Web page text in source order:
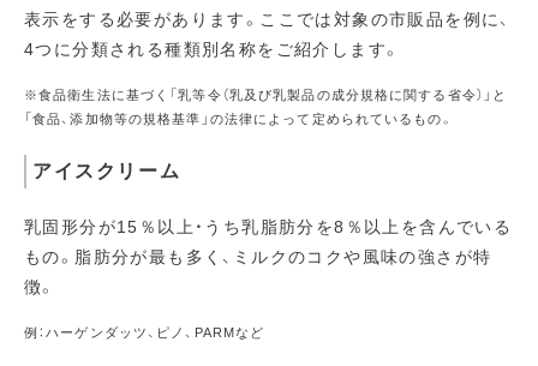
表示をする必要があります。ここでは対象の市販品を例に、
4つに分類される種類別名称をご紹介します。
※食品衛生法に基づく「乳等令（乳及び乳製品の成分規格に関する省令）」と
「食品、添加物等の規格基準」の法律によって定められているもの。
アイスクリーム
乳固形分が15％以上・うち乳脂肪分を8％以上を含んでいる
もの。脂肪分が最も多く、ミルクのコクや風味の強さが特
徴。
例：ハーゲンダッツ、ピノ、PARMなど